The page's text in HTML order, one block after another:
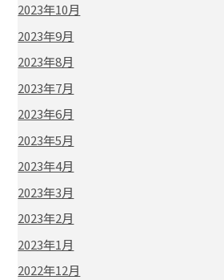
2023年10月
2023年9月
2023年8月
2023年7月
2023年6月
2023年5月
2023年4月
2023年3月
2023年2月
2023年1月
2022年12月